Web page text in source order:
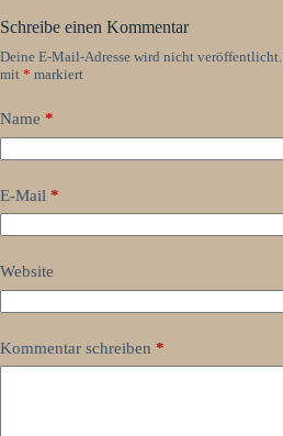
Schreibe einen Kommentar
Deine E-Mail-Adresse wird nicht veröffentlicht.
mit * markiert
Name *
E-Mail *
Website
Kommentar schreiben *